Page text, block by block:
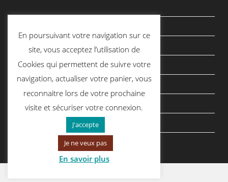
Le Blog
Conditions générales de vente
Mentions légales
Politique de confidentialité
politique de cookies
En poursuivant votre navigation sur ce
site, vous acceptez l’utilisation de
Cookies qui permettent de suivre votre
navigation, actualiser votre panier, vous
reconnaitre lors de votre prochaine
visite et sécuriser votre connexion.
J'accepte
Je ne veux pas
En savoir plus